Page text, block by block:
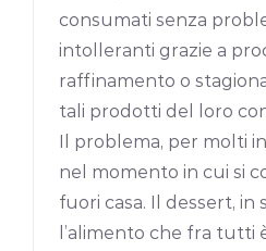
consumati senza
intolleranti grazie a
raffinamento o
tali prodotti del loro
Il problema, per molti
nel momento in cui si
fuori casa. Il dessert, in
l’alimento che fra tutti